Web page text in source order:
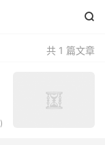

共 1 篇文章
)